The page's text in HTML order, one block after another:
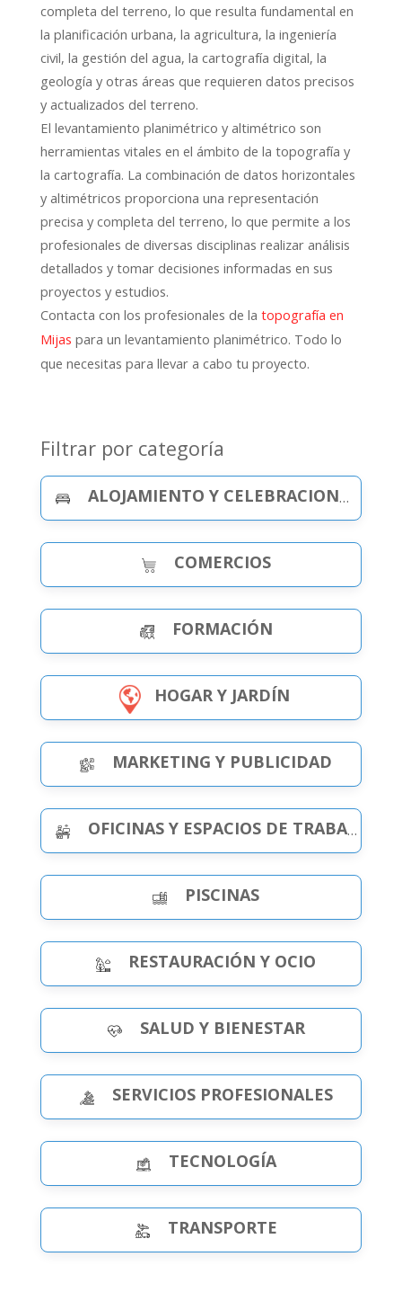
completa del terreno, lo que resulta fundamental en
la planificación urbana, la agricultura, la ingeniería
civil, la gestión del agua, la cartografía digital, la
geología y otras áreas que requieren datos precisos
y actualizados del terreno.
El levantamiento planimétrico y altimétrico son
herramientas vitales en el ámbito de la topografía y
la cartografía. La combinación de datos horizontales
y altimétricos proporciona una representación
precisa y completa del terreno, lo que permite a los
profesionales de diversas disciplinas realizar análisis
detallados y tomar decisiones informadas en sus
proyectos y estudios.
Contacta con los profesionales de la topografía en
Mijas para un levantamiento planimétrico. Todo lo
que necesitas para llevar a cabo tu proyecto.
Filtrar por categoría
ALOJAMIENTO Y CELEBRACIONES
COMERCIOS
FORMACIÓN
HOGAR Y JARDÍN
MARKETING Y PUBLICIDAD
OFICINAS Y ESPACIOS DE TRABAJO
PISCINAS
RESTAURACIÓN Y OCIO
SALUD Y BIENESTAR
SERVICIOS PROFESIONALES
TECNOLOGÍA
TRANSPORTE